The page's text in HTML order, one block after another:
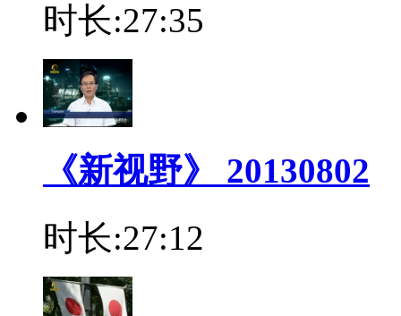
时长:27:35
《新视野》 20130802
时长:27:12